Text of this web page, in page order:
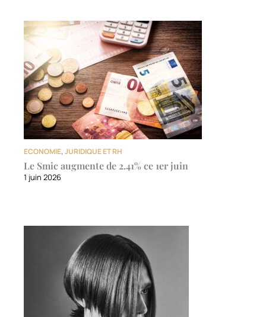
ECONOMIE,JURIDIQUE ET RH
Le Smic augmente de 2.41% ce 1er juin
1 juin 2026